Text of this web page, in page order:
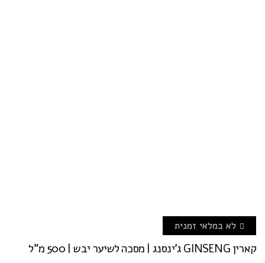
לא במלאי זמנית
קארין GINSENG ג'ינסנג | מסכה לשיער יבש | 500 מ"ל